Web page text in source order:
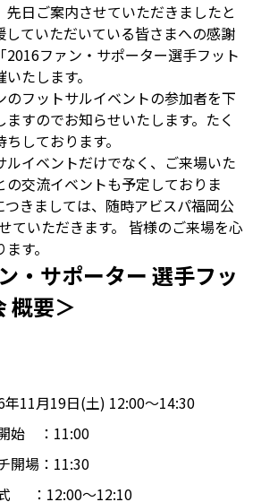
先日ご案内させていただきましたと
していただいている皆さまへの感謝
2016ファン・サポーター選手フット
たします。
のフットサルイベントの参加者を下
すのでお知らせいたします。たく
しております。
ルイベントだけでなく、ご来場いた
の交流イベントも予定しておりま
つきましては、随時アビスパ福岡公
ていただきます。 皆様のご来場を心
す。
・サポーター 選手フッ
概要＞
年11月19日(土) 12:00～14:30
始 ：11:00
開場：11:30
：12:00～12:10